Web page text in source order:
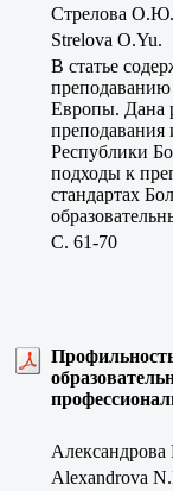
Стрелова
Strelova O.Yu.
В статье
преподаванию
Европы. Дана
преподавания
Республики
подходы к
стандартах
C. 61-70
Alexandrova